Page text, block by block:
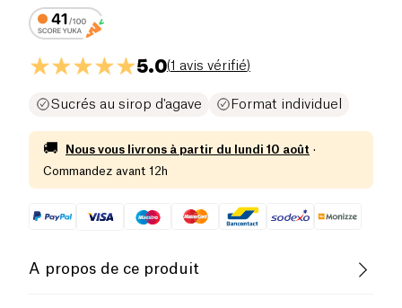
5.0(1 avis vérifié)
Sucrés au sirop d'agave Format individuel
🚚 Nous vous livrons à partir du lundi 10 août ·
Commandez avant 12h
A propos de ce produit